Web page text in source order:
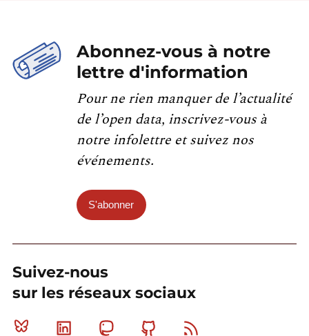
Abonnez-vous à notre
lettre d'information
Pour ne rien manquer de l’actualité
de l’open data, inscrivez-vous à
notre infolettre et suivez nos
événements.
S'abonner
Suivez-nous
sur les réseaux sociaux
Bluesky Linkedin MastodonGithub